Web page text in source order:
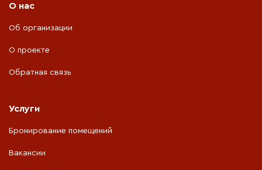
О нас
Об организации
О проекте
Обратная связь
Услуги
Бронирование помещений
Вакансии